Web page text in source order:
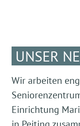
UNSER
Wir arbeiten
Einrichtung